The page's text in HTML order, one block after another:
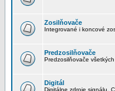
Zosilňovače
Integrované i koncové
Predzosilňovače
Predzosilňovače
Digitál
Digitálne zdroje signálu.